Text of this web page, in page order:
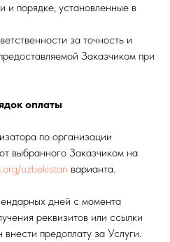
и порядке, установленные в
за точность и
Заказчиком при
оплаты
по организации
выбранного Заказчиком на
uzbekistan варианта.
дней с момента
реквизитов или ссылки
предоплату за Услуги.